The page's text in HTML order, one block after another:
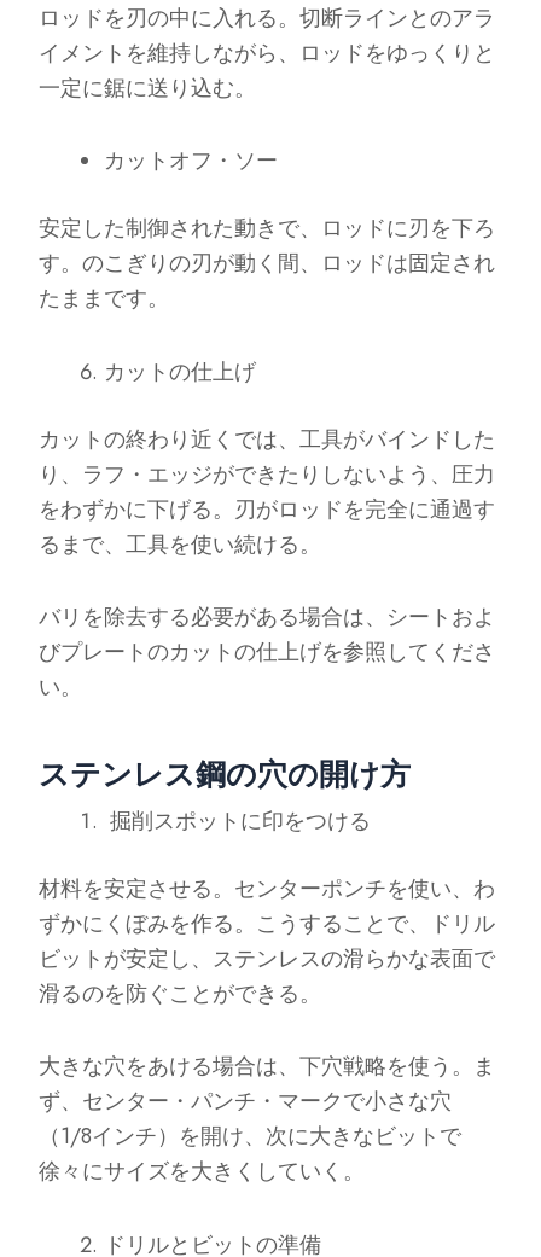
ロッドを刃の中に入れる。切断ラインとのアラ
イメントを維持しながら、ロッドをゆっくりと
一定に鋸に送り込む。
カットオフ・ソー
安定した制御された動きで、ロッドに刃を下ろ
す。のこぎりの刃が動く間、ロッドは固定され
たままです。
カットの仕上げ
カットの終わり近くでは、工具がバインドした
り、ラフ・エッジができたりしないよう、圧力
をわずかに下げる。刃がロッドを完全に通過す
るまで、工具を使い続ける。
バリを除去する必要がある場合は、シートおよ
びプレートのカットの仕上げを参照してくださ
い。
ステンレス鋼の穴の開け方
掘削スポットに印をつける
材料を安定させる。センターポンチを使い、わ
ずかにくぼみを作る。こうすることで、ドリル
ビットが安定し、ステンレスの滑らかな表面で
滑るのを防ぐことができる。
大きな穴をあける場合は、下穴戦略を使う。ま
ず、センター・パンチ・マークで小さな穴
（1/8インチ）を開け、次に大きなビットで
徐々にサイズを大きくしていく。
ドリルとビットの準備